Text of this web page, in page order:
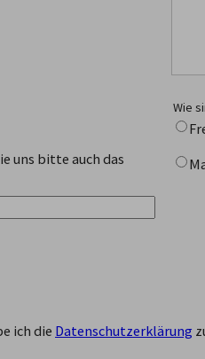
uns bitte auch das
Wie
ich die Datenschutzerklärung